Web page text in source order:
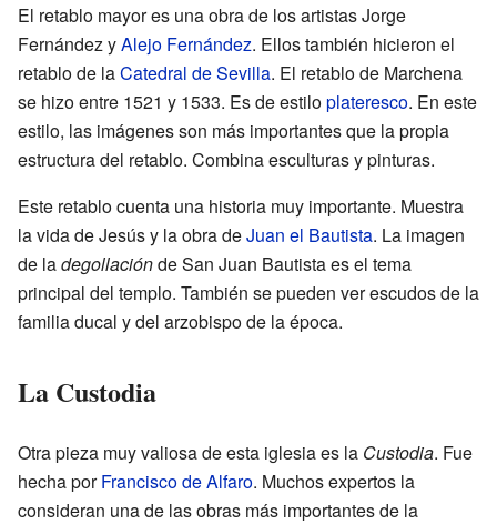
El retablo mayor es una obra de los artistas Jorge
Fernández yAlejo Fernández. Ellos también hicieron el
retablo de laCatedral de Sevilla. El retablo de Marchena
se hizo entre 1521 y 1533. Es de estiloplateresco. En este
estilo, las imágenes son más importantes que la propia
estructura del retablo. Combina esculturas y pinturas.
Este retablo cuenta una historia muy importante. Muestra
la vida de Jesús y la obra deJuan el Bautista. La imagen
de ladegollaciónde San Juan Bautista es el tema
principal del templo. También se pueden ver escudos de la
familia ducal y del arzobispo de la época.
La Custodia
Otra pieza muy valiosa de esta iglesia es la Custodia. Fue
hecha porFrancisco de Alfaro. Muchos expertos la
consideran una de las obras más importantes de la